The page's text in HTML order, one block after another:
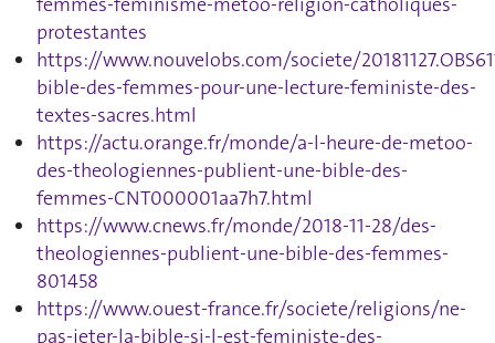
protestantes
https://www.nouvelobs.com/societe/
bible-des-femmes-pour-une-lecture-feministe-des-
textes-sacres.html
https://actu.orange.fr/monde/a-l-heure-de-metoo-
des-theologiennes-publient-une-bible-des-
femmes-CNT000001aa7h7.html
https://www.cnews.fr/monde/2018-11-28/des-
theologiennes-publient-une-bible-des-femmes-
801458
https://www.ouest-france.fr/societe/religions/ne-
pas-jeter-la-bible-si-l-est-feministe-des-